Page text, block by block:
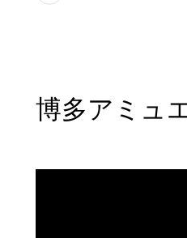
博多アミュ